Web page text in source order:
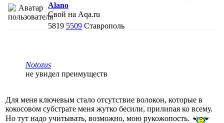
Alano
Свой на Aqa.ru
5819 5509 Ставрополь
Notozus
не увидел преимуществ
Для меня ключевым стало отсутствие волокон, которые в
кокосовом субстрате меня жутко бесили, прилипая ко всему.
Но тут надо учитывать, возможно, мою рукожопость.